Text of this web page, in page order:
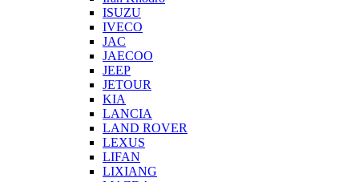
ISUZU
IVECO
JAC
JAECOO
JEEP
JETOUR
KIA
LANCIA
LAND ROVER
LEXUS
LIFAN
LIXIANG